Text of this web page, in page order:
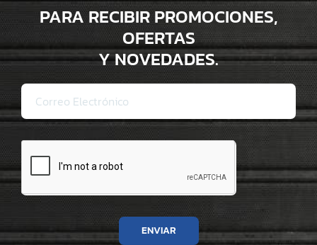
PARA RECIBIR PROMOCIONES,
OFERTAS
Y NOVEDADES.
ENVIAR